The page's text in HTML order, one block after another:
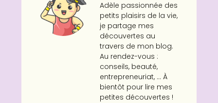
Adèle passionnée des
petits plaisirs de la vie,
je partage mes
découvertes au
travers de mon blog.
Au rendez-vous :
conseils, beauté,
entrepreneuriat, ... À
bientôt pour lire mes
petites découvertes !